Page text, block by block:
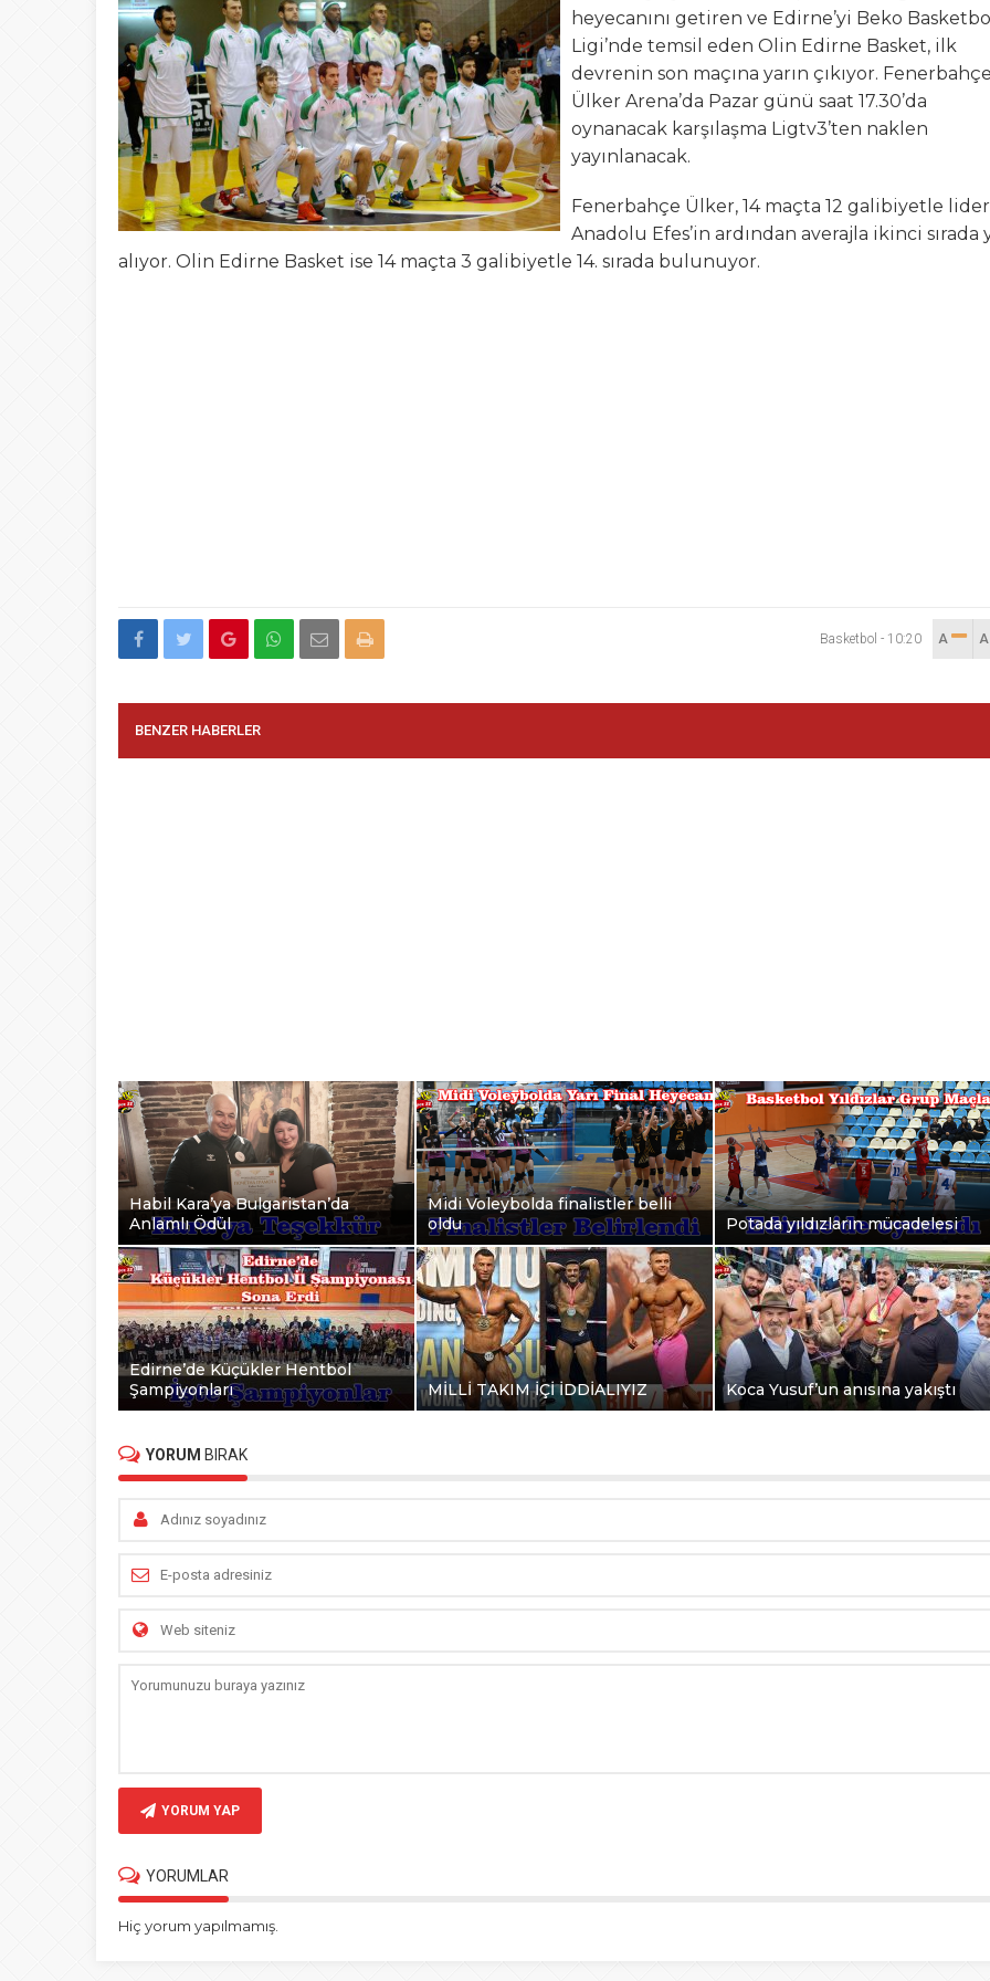
20:00 ŞAHİ’DEN KADIN MİLLİ TAKIMINA TEŞEKKÜR
08:20 Buca Deplasmanında Kayıp
20:20 Namazı beklerken Hakk’a yürüdü
20:15 Büyük Usta Pele Mehmet’i kaybettik
20:08 Takımını kuran gelsin
heyecanını getiren ve Edirne’yi Beko
Ligi’nde temsil eden Olin Edirne Basket, ilk
devrenin son maçına yarın çıkıyor.
Ülker Arena’da Pazar günü saat 17.30’da
oynanacak karşılaşma Ligtv3’ten naklen
yayınlanacak.
Fenerbahçe Ülker, 14 maçta 12 galibiyetle lider
Anadolu Efes’in ardından averajla ikinci sırada
alıyor. Olin Edirne Basket ise 14 maçta 3 galibiyetle 14. sırada bulunuyor.
Basketbol - 10:20 A
BENZER HABERLER
Habil Kara’ya Bulgaristan’da
Anlamlı Ödül
Midi Voleybolda finalistler belli
oldu
Potada yıldızların mücadelesi
Edirne’de Küçükler Hentbol
Şampiyonları
MİLLİ TAKIM İÇİ İDDİALIYIZ Koca Yusuf’un anısına yakıştı
YORUM BIRAK
YORUM YAP
YORUMLAR
Hiç yorum yapılmamış.